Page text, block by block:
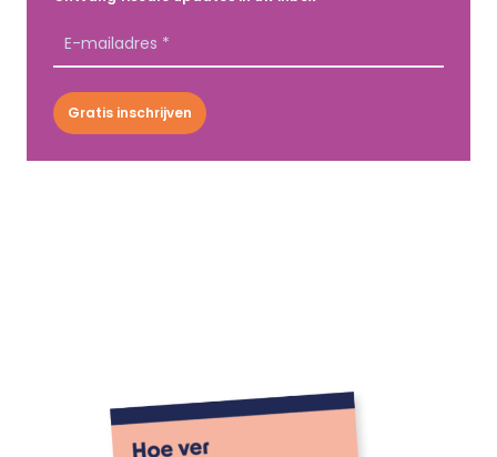
Gratis inschrijven